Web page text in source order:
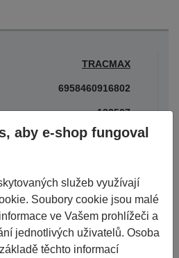
TRACMAX
6958460916802
132507
ZIMNÍ
175
aby e-shop fungoval
služeb využívají
Soubory cookie jsou malé
ve Vašem prohlížeči a
jednotlivých uživatelů. Osoba
těchto informací